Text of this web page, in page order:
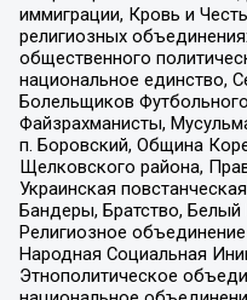
иммиграции, Кровь и
религиозных
общественного
национальное единство,
Болельщиков
Файзрахманисты,
п. Боровский, Община
Щелковского района,
Украинская
Бандеры, Братство, Белый
Религиозное
Народная Социальная
Этнополитическое